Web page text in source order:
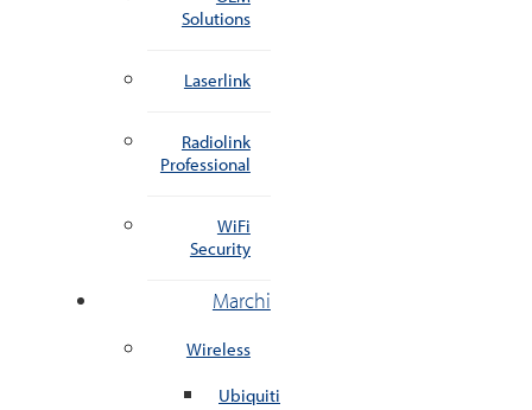
Solutions
Laserlink
Radiolink
Professional
WiFi
Security
Marchi
Wireless
Ubiquiti